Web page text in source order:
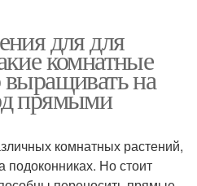
для для
комнатные
на
прямыми
комнатных растений,
Но стоит